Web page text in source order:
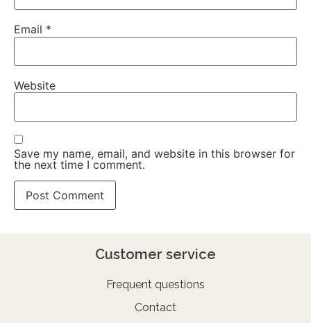
Email *
Website
Save my name, email, and website in this browser for
the next time I comment.
Customer service
Frequent questions
Contact